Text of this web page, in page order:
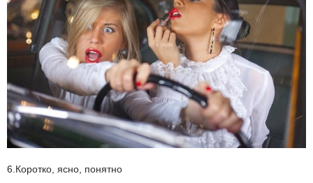
6.Коротко, ясно, понятно